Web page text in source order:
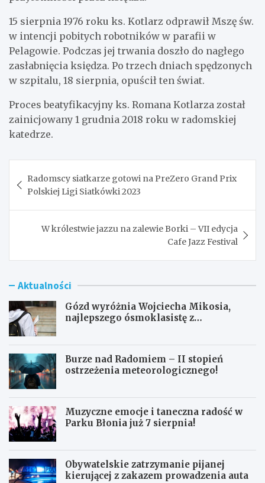
15 sierpnia 1976 roku ks. Kotlarz odprawił Mszę św.
w intencji pobitych robotników w parafii w
Pelagowie. Podczas jej trwania doszło do nagłego
zasłabnięcia księdza. Po trzech dniach spędzonych
w szpitalu, 18 sierpnia, opuścił ten świat.
Proces beatyfikacyjny ks. Romana Kotlarza został
zainicjowany 1 grudnia 2018 roku w radomskiej
katedrze.
wpisu
Radomscy siatkarze gotowi na PreZero Grand Prix
Polskiej Ligi Siatkówki 2023
W królestwie jazzu na zalewie Borki – VII edycja
Cafe Jazz Festival
Aktualności
Gózd wyróżnia Wojciecha Mikosia,
najlepszego ósmoklasistę z
Burze nad Radomiem – II stopień
ostrzeżenia meteorologicznego!
Muzyczne emocje i taneczna radość w
Parku Błonia już 7 sierpnia!
Obywatelskie zatrzymanie pijanej
kierującej z zakazem prowadzenia auta